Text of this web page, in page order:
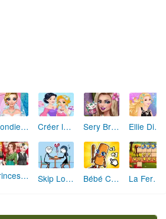
Blondie Wedding Prep Créer la robe de Princesse idéale Sery Bride Dolly Makeup Ellie Diva Papillon
Princess Fashion Brands Favorites Skip Love: L'Amour en Péril Bébé Clic Italien: La Folie des Petits Bambins La Ferme des Mots - Cultivez votre Vocabulaire